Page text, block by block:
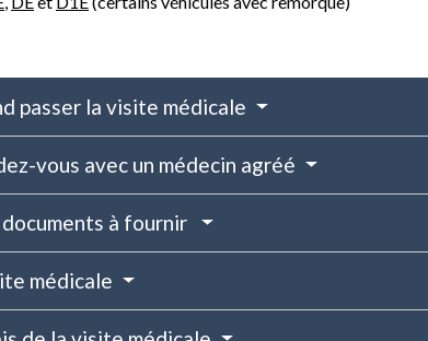
passer la visite médicale
vous avec un médecin agréé
à fournir
médicale